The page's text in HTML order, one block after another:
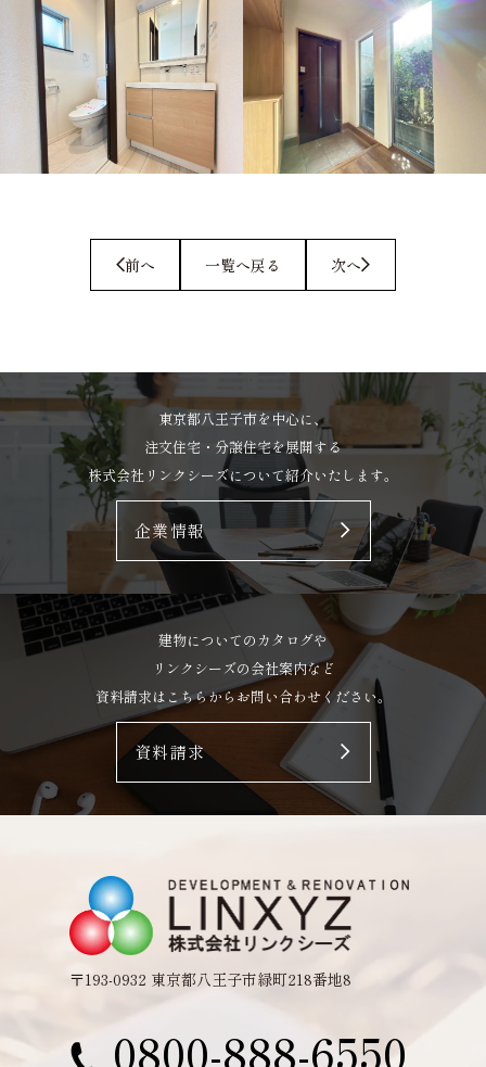
一覧へ戻る
東京都八王子市を中心に、
注文住宅・分譲住宅を展開する
株式会社リンクシーズについて紹介いたします。
企業情報
建物についてのカタログや
リンクシーズの会社案内など
資料請求はこちらからお問い合わせください。
資料請求
〒193-0932 東京都八王子市緑町218番地8
0800-888-6550